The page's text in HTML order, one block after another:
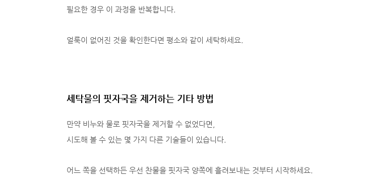
필요한 경우 이 과정을 반복합니다.
얼룩이 없어진 것을 확인한다면 평소와 같이 세탁하세요.
세탁물의 핏자국을 제거하는 기타 방법
만약 비누와 물로 핏자국을 제거할 수 없었다면,
시도해 볼 수 있는 몇 가지 다른 기술들이 있습니다.
어느 쪽을 선택하든 우선 찬물을 핏자국 양쪽에 흘려보내는 것부터 시작하세요.